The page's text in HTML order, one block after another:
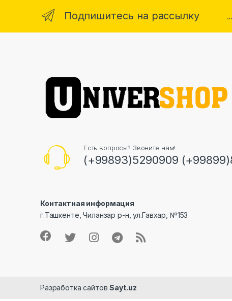
Подпишитесь на рассылку
Есть вопросы? Звоните нам!
(+99893)5290909
Контактная информация
г.Ташкенте, Чиланзар р-н, ул.Гавхар, №153
Разработка сайтовSayt.uz